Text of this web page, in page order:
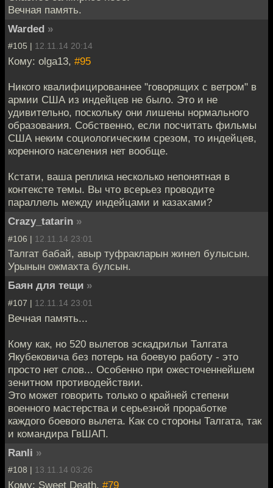
Вечная память.
Warded »
#105 | 12.11.14 20:14
Кому: olga13, #95
Никого квалифицированнее "говорящих с ветром" в
армии США из индейцев не было. Это и не
удивительно, поскольку они лишены нормального
образования. Собственно, если посчитать фильмы
США неким социологическим срезом, то индейцев,
коренного населения нет вообще.
Кстати, ваша реплика несколько непонятная в
контексте темы. Вы что всерьез проводите
параллель между индейцами и казахами?
Crazy_tatarin »
#106 | 12.11.14 23:01
Талгат бабай, авыр туфракларын жинел булысын.
Урынын ожмахта булсын.
Баян для тещи »
#107 | 12.11.14 23:01
Вечная память...
Кому как, но 520 вылетов эскадрильи Талгата
Якубековича без потерь на боевую работу - это
просто нет слов... Особенно при ожесточеннейшем
зенитном противодействии.
Это может говорить только о крайней степени
военного мастерства и серьезной проработке
каждого боевого вылета. Как со стороны Талгата, так
и командира ГвШАП.
Ranli »
#108 | 13.11.14 03:26
Кому: Sweet Death, #79